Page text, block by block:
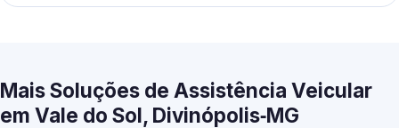
Mais Soluções de Assistência Veicular
em Vale do Sol, Divinópolis‑MG